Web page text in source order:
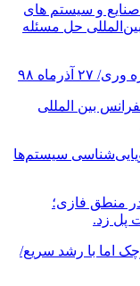
و سیستم های
حل مسئله
۹۸
بین المللی
سیستم‌ها
منطق فازی؛
پل زد.
اما با رشد سریع/